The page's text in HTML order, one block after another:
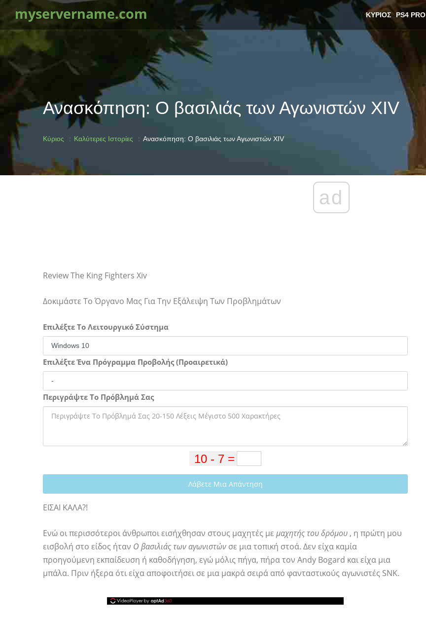
myservername.com ΚΎΡΙΟΣ PS4 PRO
Ανασκόπηση: Ο βασιλιάς των Αγωνιστών XIV
Κύριος Καλύτερες Ιστορίες Ανασκόπηση: Ο βασιλιάς των Αγωνιστών XIV
ad
Review The King Fighters Xiv
Δοκιμάστε Το Όργανο Μας Για Την Εξάλειψη Των Προβλημάτων
Επιλέξτε Το Λειτουργικό Σύστημα
Επιλέξτε Ένα Πρόγραμμα Προβολής (Προαιρετικά)
Περιγράψτε Το Πρόβλημά Σας
Λάβετε Μια Απάντηση
ΕΙΣΑΙ ΚΑΛΑ?!
Ενώ οι περισσότεροι άνθρωποι εισήχθησαν στους μαχητές με μαχητής του δρόμου , η πρώτη μου
εισβολή στο είδος ήταν Ο βασιλιάς των αγωνιστών σε μια τοπική στοά. Δεν είχα καμία
προηγούμενη εκπαίδευση ή καθοδήγηση, εγώ μόλις πήγα, πήρα τον Andy Bogard και είχα μια
μπάλα. Πριν ήξερα ότι είχα αποφοιτήσει σε μια μακρά σειρά από φανταστικούς αγωνιστές SNK.